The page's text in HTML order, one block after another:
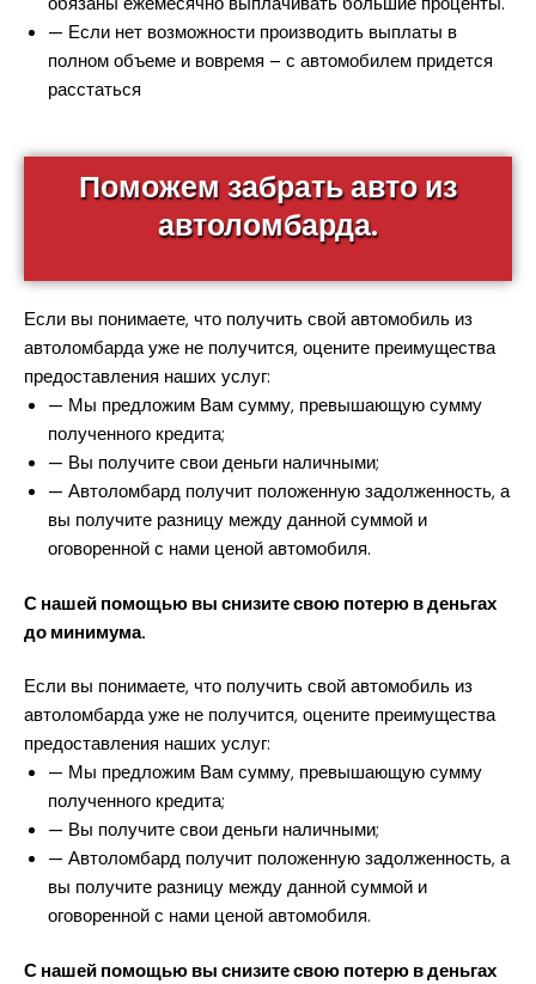
обязаны ежемесячно выплачивать большие проценты.
— Если нет возможности производить выплаты в
полном объеме и вовремя – с автомобилем придется
расстаться
Поможем забрать авто из
автоломбарда.
Если вы понимаете, что получить свой автомобиль из
автоломбарда уже не получится, оцените преимущества
предоставления наших услуг:
— Мы предложим Вам сумму, превышающую сумму
полученного кредита;
— Вы получите свои деньги наличными;
— Автоломбард получит положенную задолженность, а
вы получите разницу между данной суммой и
оговоренной с нами ценой автомобиля.
С нашей помощью вы снизите свою потерю в деньгах
до минимума.
Если вы понимаете, что получить свой автомобиль из
автоломбарда уже не получится, оцените преимущества
предоставления наших услуг:
— Мы предложим Вам сумму, превышающую сумму
полученного кредита;
— Вы получите свои деньги наличными;
— Автоломбард получит положенную задолженность, а
вы получите разницу между данной суммой и
оговоренной с нами ценой автомобиля.
С нашей помощью вы снизите свою потерю в деньгах